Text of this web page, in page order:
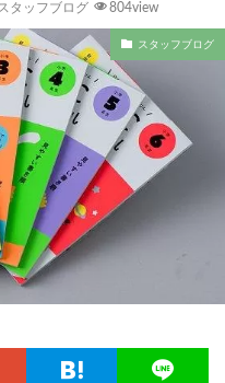
スタッフブログ 804view
スタッフブログ